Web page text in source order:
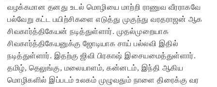
வழக்கமான தனது உடல் மொழியை மாற்றி ராணுவ வீரராகவே
பல்வேறு கட்ட பயிற்சிகளை எடுத்து முகுந்து வரதராஜன் ஆக
சிவகார்த்திகேயன் நடித்துள்ளார். முதல்முறையாக
சிவகார்த்திகேயனுக்கு ஜோடியாக சாய் பல்லவி இதில்
நடித்துள்ளார். இதற்கு ஜிவி பிரகாஷ் இசையமைத்துள்ளார்.
தமிழ், தெலுங்கு, மலையாளம், கன்னடம், இந்தி ஆகிய
மொழிகளில் இப்படம் உலகம் முழுவதும் நாளை திரைக்கு வர